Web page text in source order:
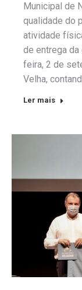
Municipal de
qualidade do
atividade
de entrega
feira, 2 de
Velha,
Ler mais